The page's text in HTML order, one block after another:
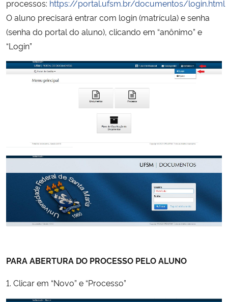
Gabinete de Segurança Institucional
Advocacia-Geral da União
Banco Central do Brasil
processos: https://portal.ufsm.br/documentos/login.html
O aluno precisará entrar com login (matrícula) e senha
(senha do portal do aluno), clicando em “anônimo” e
“Login”
PARA ABERTURA DO PROCESSO PELO ALUNO
1. Clicar em “Novo” e “Processo”